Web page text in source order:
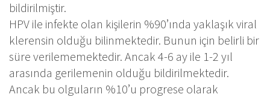
bildirilmiştir.
HPV ile infekte olan kişilerin %90’ında yaklaşık viral
klerensin olduğu bilinmektedir. Bunun için belirli bir
süre verilememektedir. Ancak 4-6 ay ile 1-2 yıl
arasında gerilemenin olduğu bildirilmektedir.
Ancak bu olguların %10’u progrese olarak